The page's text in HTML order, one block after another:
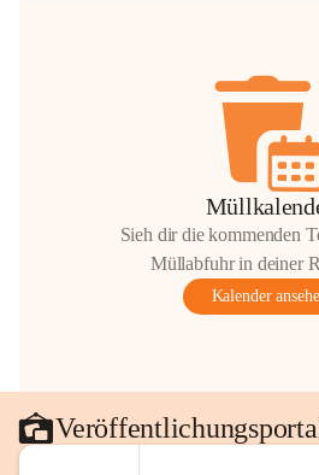
Sieh dir die kommenden
Müllabfuhr in deiner
Kalender